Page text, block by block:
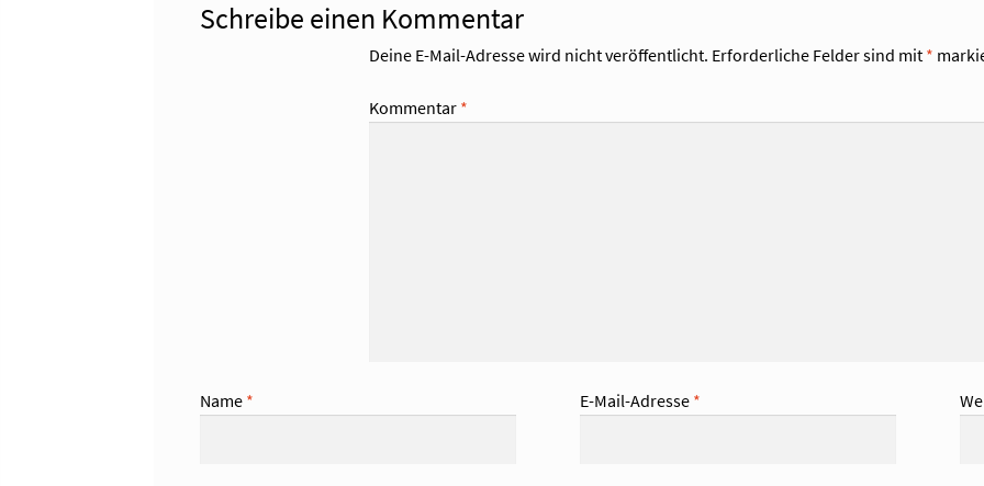
Schreibe einen Kommentar
Deine E-Mail-Adresse wird nicht veröffentlicht. Erforderliche Felder sind mit *
Kommentar *
Name * E-Mail-Adresse *